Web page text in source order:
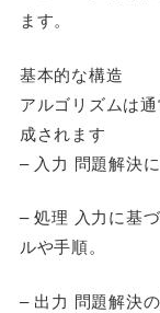
ます。
基本的な構造
アルゴリズムは
成されます
– 入力 問題解決
– 処理 入力に基
ルや手順。
– 出力 問題解決の